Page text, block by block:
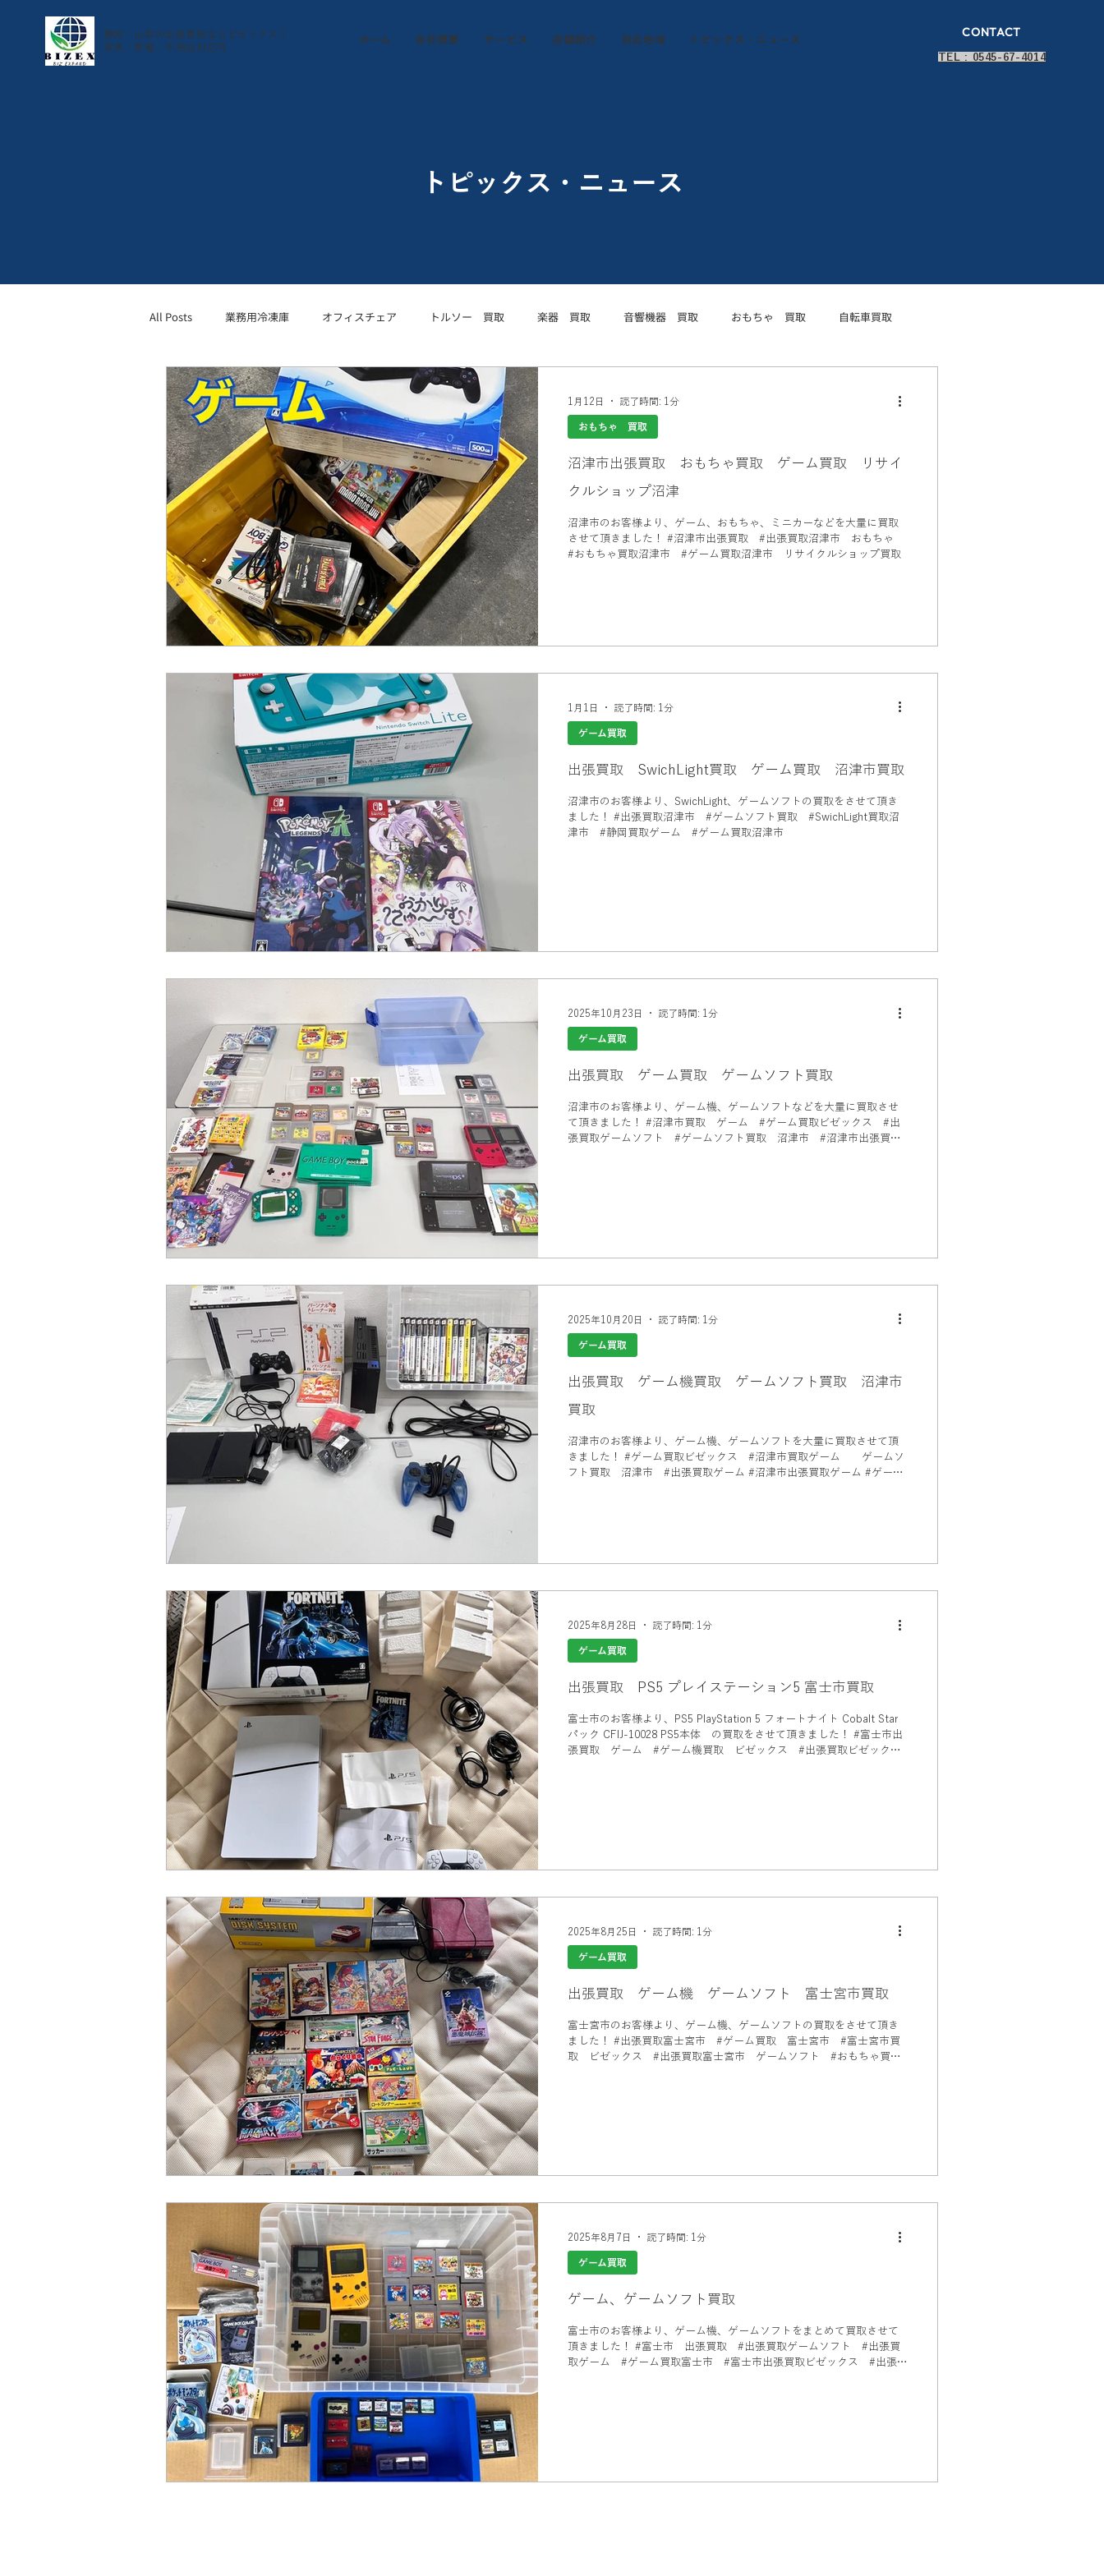
静岡・山梨の出張買取ならビゼックス｜
家具・家電・不用品対応可
ホーム 会社概要 サービス 店舗紹介 対応地域 トピックス・ニュース
CONTACT
TEL : 0545-67-4014
トピックス・ニュース
All Posts 業務用冷凍庫 オフィスチェア トルソー 買取 楽器 買取 音響機器 買取 おもちゃ 買取 自転車買取
アウトドア用品買取 野球グッズ コレクション 電動キックボード
腕時計、ブランド時計買取 家具買取 打楽器 和楽器 コレクション
トレーニング用品買取 エアコン買取 カヤック、船、ボート買取 釣具買取 万年筆、ブランドボールペン買取
金買取、貴金属買取、アクセサリー買取 電動カート 美容用品買取
銀貨、記念メダル買取 カーナビ
沼津市出張買取 おもちゃ買取 ゲーム買取 リサイ
クルショップ沼津
沼津市のお客様より、ゲーム、おもちゃ、ミニカーなどを大量に買取
させて頂きました！ #沼津市出張買取 #出張買取沼津市 おもちゃ
#おもちゃ買取沼津市 #ゲーム買取沼津市 リサイクルショップ買取
おもちゃ 買取
1月12日 読了時間: 1分
出張買取 SwichLight買取 ゲーム買取 沼津市買取
沼津市のお客様より、SwichLight、ゲームソフトの買取をさせて頂き
ました！ #出張買取沼津市 #ゲームソフト買取 #SwichLight買取沼
津市 #静岡買取ゲーム #ゲーム買取沼津市
ゲーム買取
1月1日 読了時間: 1分
出張買取 ゲーム買取 ゲームソフト買取
沼津市のお客様より、ゲーム機、ゲームソフトなどを大量に買取させ
て頂きました！ #沼津市買取 ゲーム #ゲーム買取ビゼックス #出
張買取ゲームソフト #ゲームソフト買取 沼津市 #沼津市出張買取
ゲーム買取
2025年10月23日 読了時間: 1分
出張買取 ゲーム機買取 ゲームソフト買取 沼津市
買取
沼津市のお客様より、ゲーム機、ゲームソフトを大量に買取させて頂
きました！ #ゲーム買取ビゼックス #沼津市買取ゲーム ゲームソ
フト買取 沼津市 #出張買取ゲーム #沼津市出張買取ゲーム #ゲーム
ゲーム買取
2025年10月20日 読了時間: 1分
出張買取 PS5 プレイステーション5 富士市買取
富士市のお客様より、PS5 PlayStation 5 フォートナイト Cobalt Star
パック CFIJ-10028 PS5本体 の買取をさせて頂きました！ #富士市出
張買取 ゲーム #ゲーム機買取 ビゼックス #出張買取ビゼック
ゲーム買取
2025年8月28日 読了時間: 1分
出張買取 ゲーム機 ゲームソフト 富士宮市買取
富士宮市のお客様より、ゲーム機、ゲームソフトの買取をさせて頂き
ました！ #出張買取富士宮市 #ゲーム買取 富士宮市 #富士宮市買
取 ビゼックス #出張買取富士宮市 ゲームソフト #おもちゃ買
ゲーム買取
2025年8月25日 読了時間: 1分
ゲーム、ゲームソフト買取
富士市のお客様より、ゲーム機、ゲームソフトをまとめて買取させて
頂きました！ #富士市 出張買取 #出張買取ゲームソフト #出張買
取ゲーム #ゲーム買取富士市 #富士市出張買取ビゼックス #出張買
ゲーム買取
2025年8月7日 読了時間: 1分